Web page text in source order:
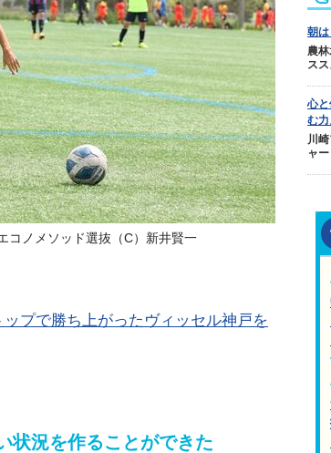
コノメソッド選抜（C）新井賢一
プで勝ち上がったヴィッセル神戸を
状況を作ることができた
朝は
農
スス
心
む力
川
ャー